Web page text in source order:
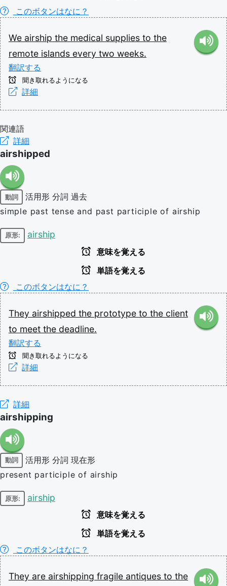
このボタンはなに？
We airship the medical supplies to the
remote islands every two weeks.
翻訳する
聞き取れるようになる
詳細
関連語
詳細
airshipped
動詞 活用形 分詞 過去
simple past tense and past participle of airship
原形: airship
意味を覚える
単語を覚える
このボタンはなに？
They airshipped the prototype to the client
to meet the deadline.
翻訳する
聞き取れるようになる
詳細
詳細
airshipping
動詞 活用形 分詞 現在形
present participle of airship
原形: airship
意味を覚える
単語を覚える
このボタンはなに？
They are airshipping fragile antiques to the